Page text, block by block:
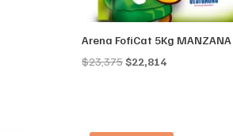
Arena FofiCat 5Kg
$23,375Original
$22,814Current